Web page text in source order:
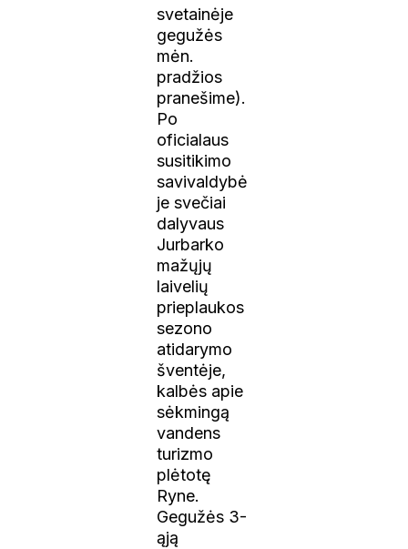
svetainėje
gegužės
mėn.
pradžios
pranešime).
Po
oficialaus
susitikimo
savivaldybė
je svečiai
dalyvaus
Jurbarko
mažųjų
laivelių
prieplaukos
sezono
atidarymo
šventėje,
kalbės apie
sėkmingą
vandens
turizmo
plėtotę
Ryne.
Gegužės 3-
ąją